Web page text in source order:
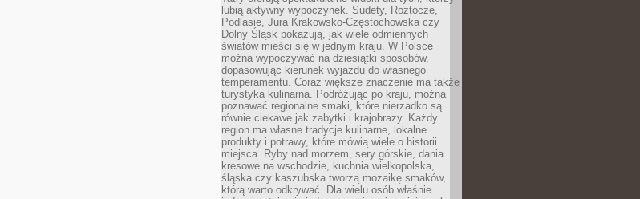
lubią aktywny wypoczynek. Sudety, Roztocze,
Podlasie, Jura Krakowsko-Częstochowska czy
Dolny Śląsk pokazują, jak wiele odmiennych
światów mieści się w jednym kraju. W Polsce
można wypoczywać na dziesiątki sposobów,
dopasowując kierunek wyjazdu do własnego
temperamentu. Coraz większe znaczenie ma także
turystyka kulinarna. Podróżując po kraju, można
poznawać regionalne smaki, które nierzadko są
równie ciekawe jak zabytki i krajobrazy. Każdy
region ma własne tradycje kulinarne, lokalne
produkty i potrawy, które mówią wiele o historii
miejsca. Ryby nad morzem, sery górskie, dania
kresowe na wschodzie, kuchnia wielkopolska,
śląska czy kaszubska tworzą mozaikę smaków,
którą warto odkrywać. Dla wielu osób właśnie